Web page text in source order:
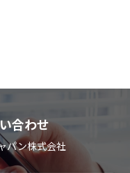
合わせ
パン株式会社